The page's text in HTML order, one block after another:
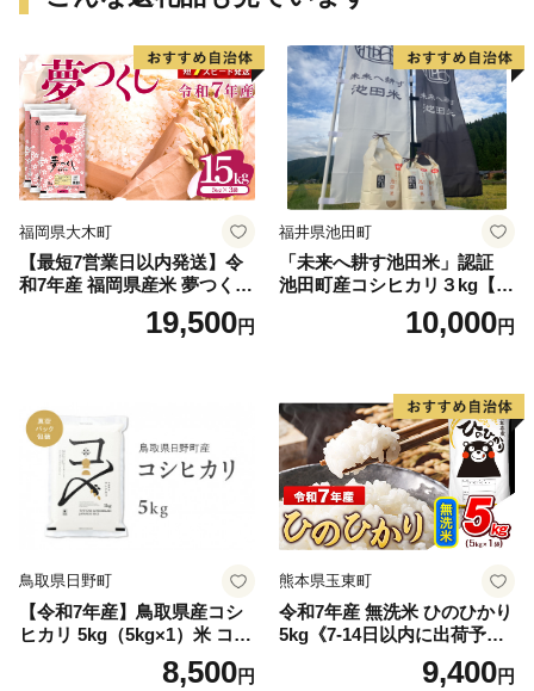
福岡県大木町
【最短7営業日以内発送】令
和7年産 福岡県産米 夢つくし
15kg 精米 ※北海道・沖縄・
19,500円
福井県池田町
「未来へ耕す池田米」認証
池田町産コシヒカリ３kg【お
1人様につき３セットまで】
10,000円
鳥取県日野町
【令和7年産】鳥取県産コシ
ヒカリ 5kg（5kg×1）米 コシ
ヒカリ こしひかり お米 白米
精米 5キロ おこめ こめ コメ
8,500円
熊本県玉東町
令和7年産 無洗米 ひのひかり
5kg《7-14日以内に出荷予定
(土日祝除く)》コメ 米 無洗米
高レビュー｜人気米 熊本県
9,400円